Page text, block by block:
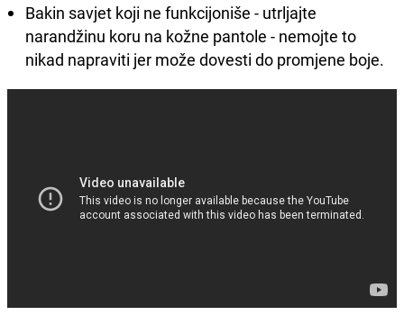
Bakin savjet koji ne funkcijoniše - utrljajte
narandžinu koru na kožne pantole - nemojte to
nikad napraviti jer može dovesti do promjene boje.